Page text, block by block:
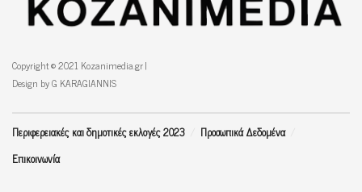
Copyright © 2021 Kozanimedia.gr |
Design by G KARAGIANNIS
Περιφερειακές και δημοτικές εκλογές 2023
Προσωπικά Δεδομένα
Επικοινωνία